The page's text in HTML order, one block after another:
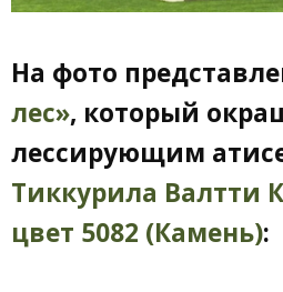
На фото
лес», который
лессирующим
Тиккурила Валтти
цвет 5082 (Камень):